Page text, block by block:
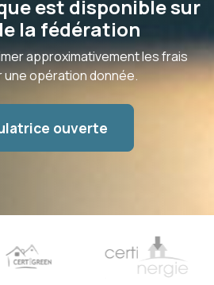
est disponible sur
la fédération
approximativement les frais
une opération donnée.
ouverte